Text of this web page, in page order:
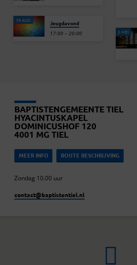
19 AUG Jeugdavond
17:00 – 20:00 2 MEI
BAPTISTENGEMEENTE TIEL
HYACINTUSKAPEL
DOMINICUSHOF 120
4001 MG TIEL
MEER INFO ROUTE BESCHRIJVING
Zondag 10.00 uur
contact​@baptistentiel.nl